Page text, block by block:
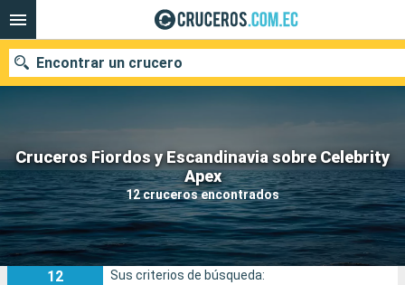
Cruceros Fiordos y Escandinavia sobre Celebrity
Apex
12 cruceros encontrados
Encontrar un crucero
Nuestros destinos
Fecha de salida
Puertos Compañías
12
Sus criterios de búsqueda: